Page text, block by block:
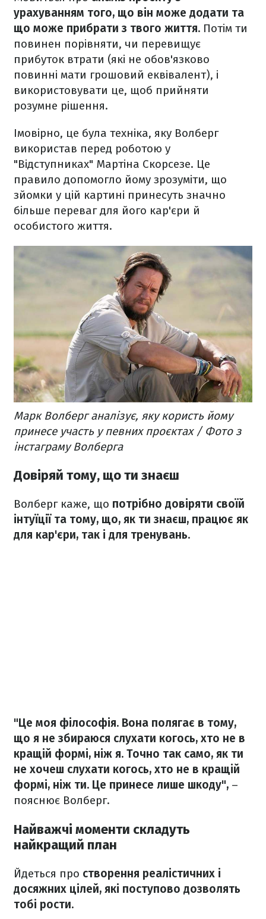
урахуванням того, що він може додати та
що може прибрати з твого життя. Потім ти
повинен порівняти, чи перевищує
прибуток втрати (які не обов'язково
повинні мати грошовий еквівалент), і
використовувати це, щоб прийняти
розумне рішення.
Імовірно, це була техніка, яку Волберг
використав перед роботою у
"Відступниках" Мартіна Скорсезе. Це
правило допомогло йому зрозуміти, що
зйомки у цій картині принесуть значно
більше переваг для його кар'єри й
особистого життя.
Марк Волберг аналізує, яку користь йому
принесе участь у певних проєктах / Фото з
інстаграму Волберга
Довіряй тому, що ти знаєш
Волберг каже, що потрібно довіряти своїй
інтуїції та тому, що, як ти знаєш, працює як
для кар'єри, так і для тренувань.
"Це моя філософія. Вона полягає в тому,
що я не збираюся слухати когось, хто не в
кращій формі, ніж я. Точно так само, як ти
не хочеш слухати когось, хто не в кращій
формі, ніж ти. Це принесе лише шкоду", –
пояснює Волберг.
Найважчі моменти складуть
найкращий план
Йдеться про створення реалістичних і
досяжних цілей, які поступово дозволять
тобі рости.